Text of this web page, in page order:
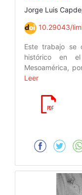
Jorge Luis
10.29043/
Este trabajo se
histórico en
Mesoamérica,
Leer